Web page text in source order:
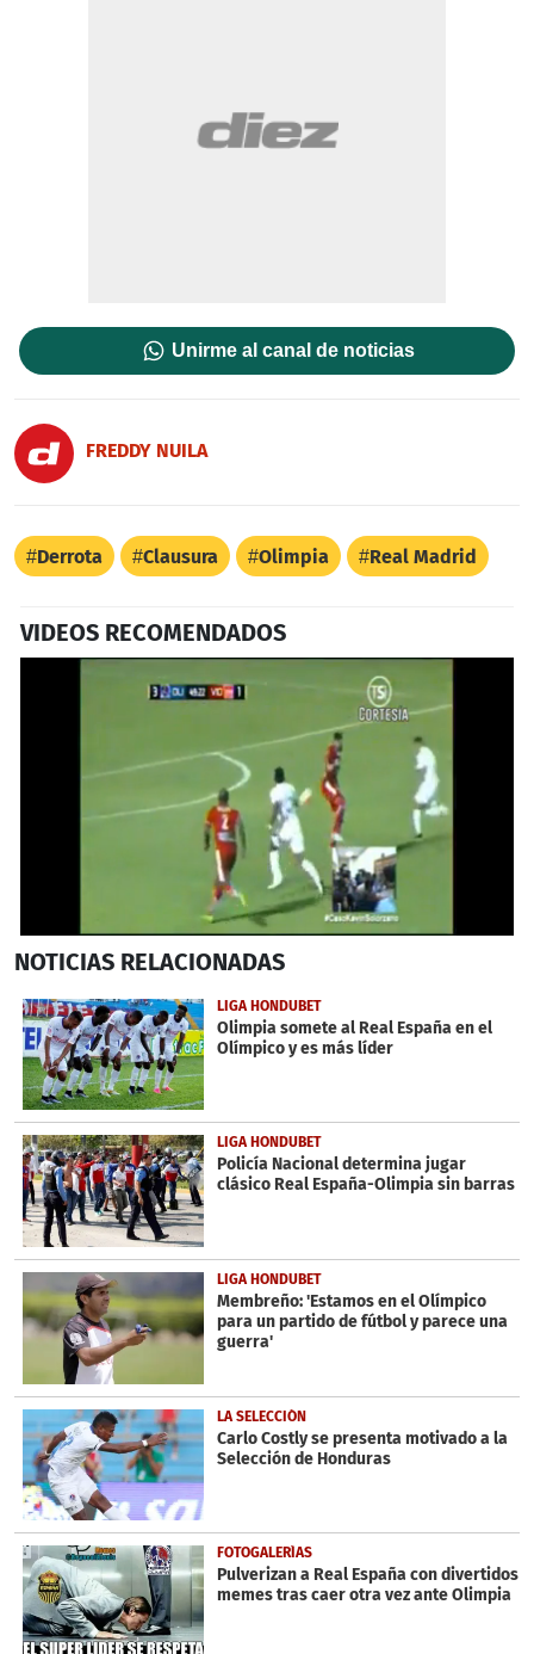
Unirme al canal de noticias
FREDDY NUILA
Derrota Clausura Olimpia Real Madrid
VIDEOS RECOMENDADOS
seconds
26
seconds
NOTICIAS RELACIONADAS
LIGA HONDUBET
Olimpia somete al Real España en el
Olímpico y es más líder
LIGA HONDUBET
Policía Nacional determina jugar
clásico Real España-Olimpia sin barras
LIGA HONDUBET
Membreño: 'Estamos en el Olímpico
para un partido de fútbol y parece una
guerra'
LA SELECCIÓN
Carlo Costly se presenta motivado a la
Selección de Honduras
FOTOGALERÍAS
Pulverizan a Real España con divertidos
memes tras caer otra vez ante Olimpia